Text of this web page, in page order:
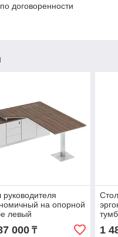
договоренности
руководителя
на опорной
левый
000₸ 1